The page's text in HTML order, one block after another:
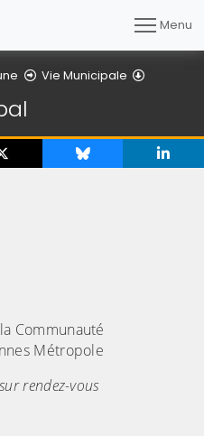
Menu
Vie Municipale
Communauté
Métropole
rendez-vous